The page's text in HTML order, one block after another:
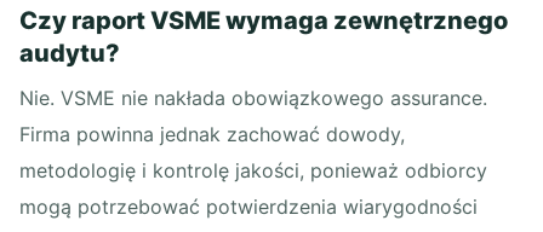
Czy raport VSME wymaga zewnętrznego
audytu?
Nie. VSME nie nakłada obowiązkowego assurance.
Firma powinna jednak zachować dowody,
metodologię i kontrolę jakości, ponieważ odbiorcy
mogą potrzebować potwierdzenia wiarygodności